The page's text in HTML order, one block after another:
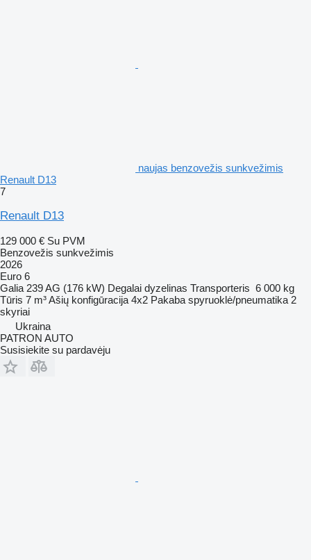
naujas benzovežis sunkvežimis
Renault D13
7
Renault D13
129 000 € Su PVM
Benzovežis sunkvežimis
2026
Euro 6
Galia 239 AG (176 kW) Degalai dyzelinas Transporteris 6 000 kg
Tūris 7 m³Ašių konfigūracija 4x2 Pakaba spyruoklė/pneumatika 2
skyriai
Ukraina
PATRON AUTO
Susisiekite su pardavėju